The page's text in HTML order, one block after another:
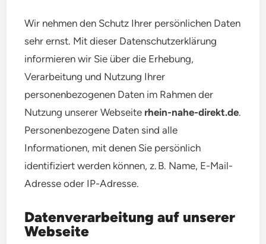
Wir nehmen den Schutz Ihrer persönlichen Daten
sehr ernst. Mit dieser Datenschutzerklärung
informieren wir Sie über die Erhebung,
Verarbeitung und Nutzung Ihrer
personenbezogenen Daten im Rahmen der
Nutzung unserer Webseite rhein-nahe-direkt.de.
Personenbezogene Daten sind alle
Informationen, mit denen Sie persönlich
identifiziert werden können, z. B. Name, E-Mail-
Adresse oder IP-Adresse.
Datenverarbeitung auf unserer
Webseite